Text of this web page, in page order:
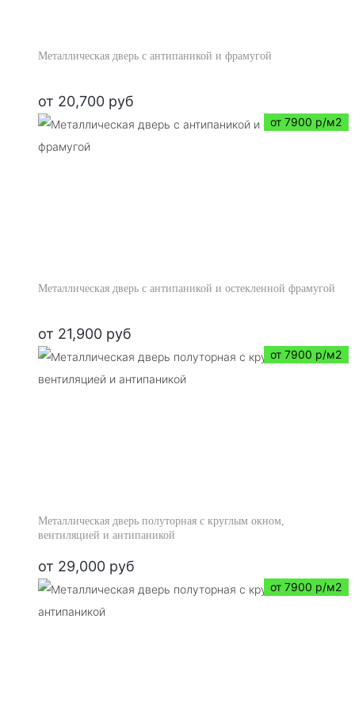
Металлическая дверь с антипаникой и фрамугой
от 20,700 руб
от 7900 р/м2
Металлическая дверь с антипаникой и остекленной фрамугой
от 21,900 руб
от 7900 р/м2
Металлическая дверь полуторная с круглым окном,
вентиляцией и антипаникой
от 29,000 руб
от 7900 р/м2